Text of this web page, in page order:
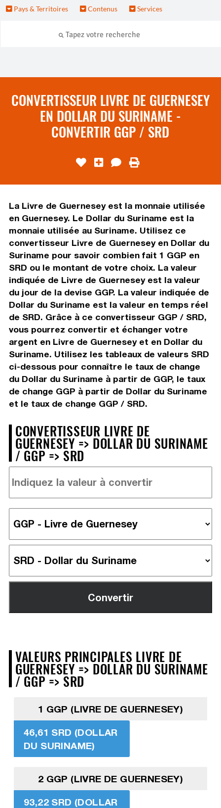
Pays & Territoires Contenus Services
CONVERTISSEUR LIVRE DE GUERNESEY
EN DOLLAR DU SURINAME -
CONVERTIR GGP / SRD
La Livre de Guernesey est la monnaie utilisée
en Guernesey. Le Dollar du Suriname est la
monnaie utilisée au Suriname. Utilisez ce
convertisseur Livre de Guernesey en Dollar du
Suriname pour savoir combien fait 1 GGP en
SRD ou le montant de votre choix. La valeur
indiquée de Livre de Guernesey est la valeur
du jour de la devise GGP. La valeur indiquée de
Dollar du Suriname est la valeur en temps réel
de SRD. Grâce à ce convertisseur GGP / SRD,
vous pourrez convertir et échanger votre
argent en Livre de Guernesey et en Dollar du
Suriname. Utilisez les tableaux de valeurs SRD
ci-dessous pour connaître le taux de change
du Dollar du Suriname à partir de GGP, le taux
de change GGP à partir de Dollar du Suriname
et le taux de change GGP / SRD.
CONVERTISSEUR LIVRE DE
GUERNESEY => DOLLAR DU SURINAME
/ GGP => SRD
VALEURS PRINCIPALES LIVRE DE
GUERNESEY => DOLLAR DU SURINAME
/ GGP => SRD
1 GGP (LIVRE DE GUERNESEY)
46,61 SRD (DOLLAR
DU SURINAME)
2 GGP (LIVRE DE GUERNESEY)
93,22 SRD (DOLLAR